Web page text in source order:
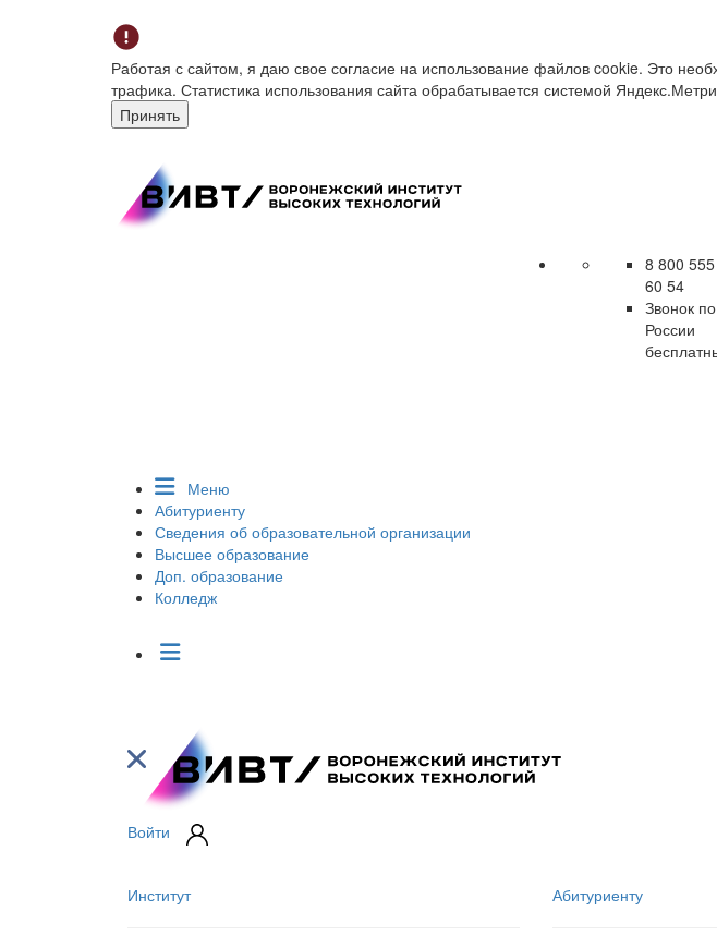
Работая с сайтом, я даю свое согласие на использование файлов cookie. Это
трафика. Статистика использования сайта обрабатывается системой
Принять
8 800 555
60 54
Звонок по
России
Меню
Абитуриенту
Сведения об образовательной организации
Высшее образование
Доп. образование
Колледж
Войти
Институт Абитуриенту